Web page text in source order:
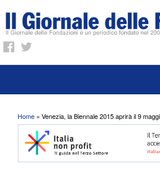
Tu sei qui
Home » Venezia, la Biennale 2015 aprirà il 9